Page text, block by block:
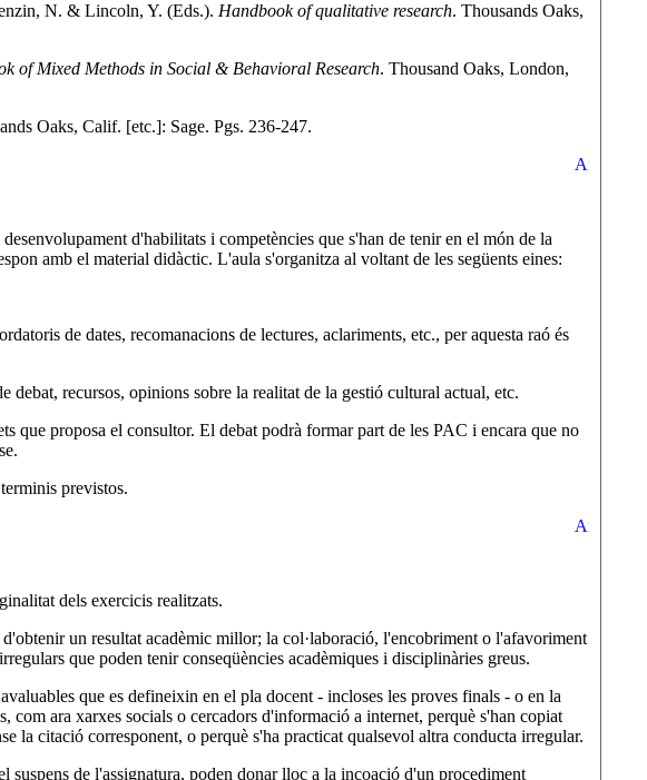
N. & Lincoln, Y. (Eds.). Handbook of qualitative research. Thousands Oaks,
of Mixed Methods in Social & Behavioral Research. Thousand Oaks, London,
Oaks, Calif. [etc.]: Sage. Pgs. 236-247.
d'habilitats i competències que s'han de tenir en el món de la
amb el material didàctic. L'aula s'organitza al voltant de les següents eines:
de dates, recomanacions de lectures, aclariments, etc., per aquesta raó és
recursos, opinions sobre la realitat de la gestió cultural actual, etc.
que proposa el consultor. El debat podrà formar part de les PAC i encara que no
previstos.
dels exercicis realitzats.
un resultat acadèmic millor; la col·laboració, l'encobriment o l'afavoriment
que poden tenir conseqüències acadèmiques i disciplinàries greus.
que es defineixin en el pla docent - incloses les proves finals - o en la
ara xarxes socials o cercadors d'informació a internet, perquè s'han copiat
la citació corresponent, o perquè s'ha practicat qualsevol altra conducta irregular.
de l'assignatura, poden donar lloc a la incoació d'un procediment